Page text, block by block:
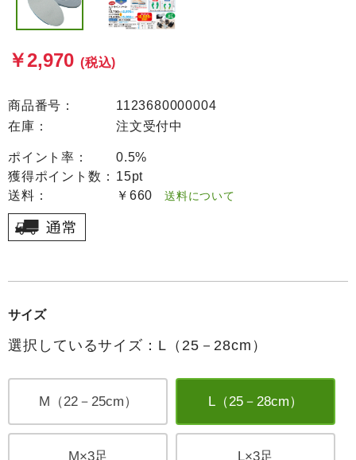
￥2,970 (税込)
商品番号：
1123680000004
在庫：
注文受付中
ポイント率：
0.5%
獲得ポイント数： 15pt
送料：
￥660 送料について
サイズ
選択しているサイズ：L（25－28cm）
M（22－25cm） L（25－28cm）
M×3足 L×3足